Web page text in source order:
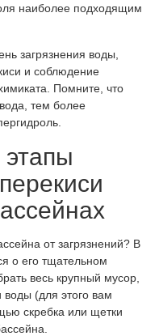
наиболее подходящим
загрязнения воды,
и соблюдение
Помните, что
тем более
от загрязнений? В
о его тщательном
весь крупный мусор,
воды (для этого вам
скребка или щетки